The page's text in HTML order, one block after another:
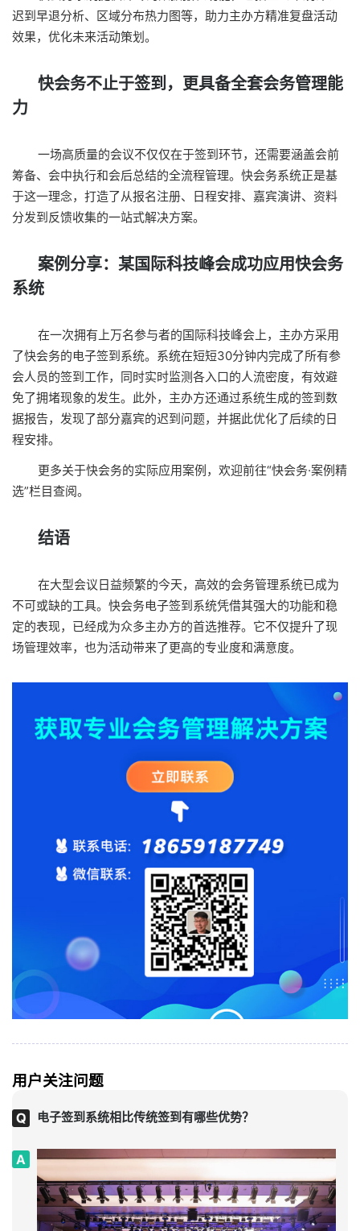
迟到早退分析、区域分布热力图等，助力主办方精准复盘活动
效果，优化未来活动策划。
快会务不止于签到，更具备全套会务管理能
力
一场高质量的会议不仅仅在于签到环节，还需要涵盖会前
筹备、会中执行和会后总结的全流程管理。快会务系统正是基
于这一理念，打造了从报名注册、日程安排、嘉宾演讲、资料
分发到反馈收集的一站式解决方案。
案例分享：某国际科技峰会成功应用快会务
系统
在一次拥有上万名参与者的国际科技峰会上，主办方采用
了快会务的电子签到系统。系统在短短30分钟内完成了所有参
会人员的签到工作，同时实时监测各入口的人流密度，有效避
免了拥堵现象的发生。此外，主办方还通过系统生成的签到数
据报告，发现了部分嘉宾的迟到问题，并据此优化了后续的日
程安排。
更多关于快会务的实际应用案例，欢迎前往“快会务·案例精
选”栏目查阅。
结语
在大型会议日益频繁的今天，高效的会务管理系统已成为
不可或缺的工具。快会务电子签到系统凭借其强大的功能和稳
定的表现，已经成为众多主办方的首选推荐。它不仅提升了现
场管理效率，也为活动带来了更高的专业度和满意度。
用户关注问题
电子签到系统相比传统签到有哪些优势？